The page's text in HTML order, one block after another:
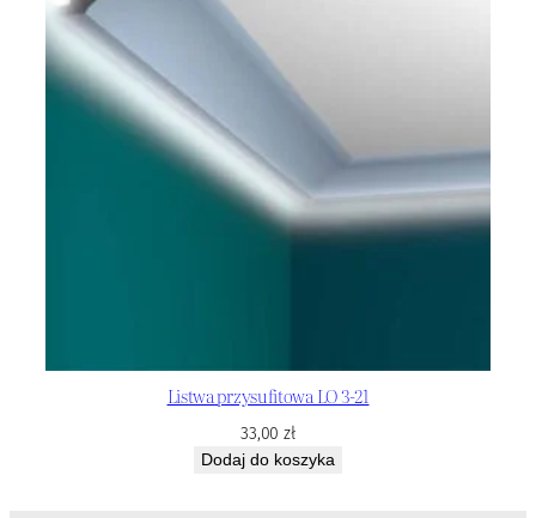
Listwa przysufitowa LO 3-21
33,00zł
Dodaj do koszyka